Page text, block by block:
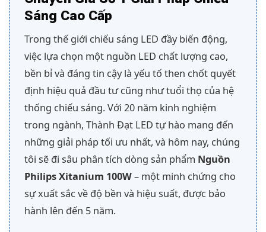
Sáng Cao Cấp
Trong thế giới chiếu sáng LED đầy biến động,
việc lựa chọn một nguồn LED chất lượng cao,
bền bỉ và đáng tin cậy là yếu tố then chốt quyết
định hiệu quả đầu tư cũng như tuổi thọ của hệ
thống chiếu sáng. Với 20 năm kinh nghiệm
trong ngành, Thành Đạt LED tự hào mang đến
những giải pháp tối ưu nhất, và hôm nay, chúng
tôi sẽ đi sâu phân tích dòng sản phẩm Nguồn
Philips Xitanium 100W– một minh chứng cho
sự xuất sắc về độ bền và hiệu suất, được bảo
hành lên đến 5 năm.